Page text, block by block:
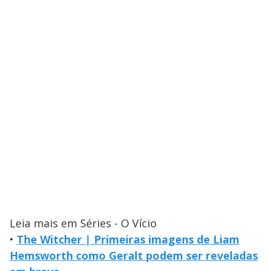
Leia mais em Séries - O Vício
• The Witcher | Primeiras imagens de Liam
Hemsworth como Geralt podem ser reveladas